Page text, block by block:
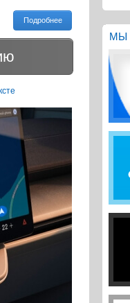
Подробнее
МЫ